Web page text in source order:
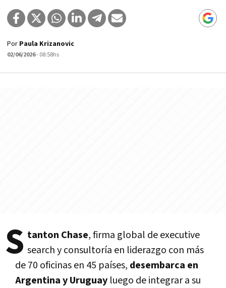
Por Paula Krizanovic
02/06/2026- 08:58hs
S tanton Chase, firma global de executive
search y consultoría en liderazgo con más
de 70 oficinas en 45 países, desembarca en
Argentina y Uruguay luego de integrar a su